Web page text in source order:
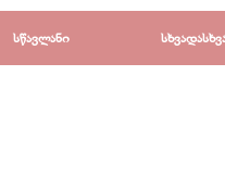
▼
სწავლანი ▼